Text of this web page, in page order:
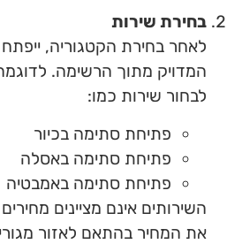
בחירת שירות
לאחר בחירת הקטגוריה,
המדויק מתוך הרשימה.
לבחור שירות כמו:
פתיחת סתימה בכיור
פתיחת סתימה באסלה
פתיחת סתימה באמבטיה
השירותים אינם מציינים
את המחיר בהתאם לאזור